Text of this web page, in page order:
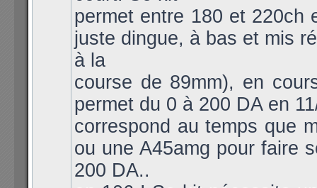
permet entre 180 et 220ch
juste dingue, à bas et mis
à la
course de 89mm), en
permet du 0 à 200 DA en
correspond au temps que
ou une A45amg pour faire
200 DA..